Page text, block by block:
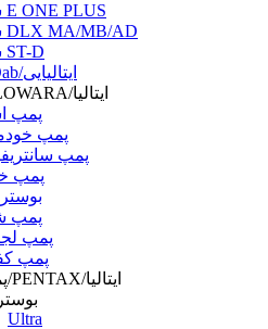
سری E ONE PLUS
سری DLX MA/MB/AD
سری ST-D
پمپ داب/Dab/ایتالیایی
پمپ لوارا/LOWARA/ایتالیا
پمپ
پمپ
پمپ
پمپ
پمپ
پمپ
پمپ
پمپ پنتاکس/PENTAX/ایتالیا
Ultra